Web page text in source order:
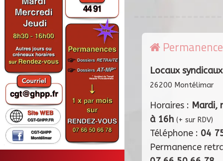
Locaux
26200 Montélimar
Horaires : Mardi,
à 16h (+ sur RDV)
Téléphone : 04
Permanence